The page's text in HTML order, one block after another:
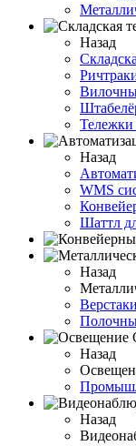
Назад
Назад
WMS
Шаттл
Назад
Верстаки
Назад
Назад